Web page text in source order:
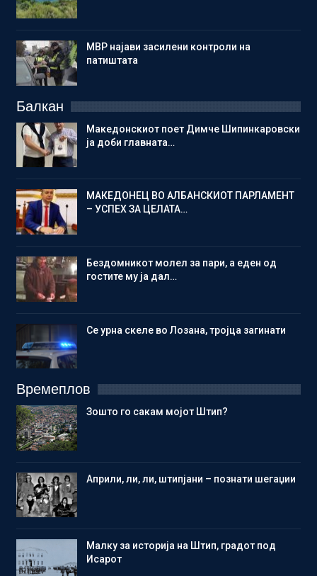
МВР најави засилени контроли на
патиштата
Балкан
Македонскиот поет Димче Шипинкаровски
ја доби главната…
МАКЕДОНЕЦ ВО АЛБАНСКИОТ ПАРЛАМЕНТ
– УСПЕХ ЗА ЦЕЛАТА…
Бездомникот молел за пари, а еден од
гостите му ја дал…
Се урна скеле во Лозана, тројца загинати
Времеплов
Зошто го сакам мојот Штип?
Aприли, ли, ли, штипјани – познати шегаџии
Малку за историја на Штип, градот под
Исарот